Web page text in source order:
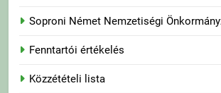
Soproni Német Nemzetiségi
Fenntartói értékelés
Közzétételi lista